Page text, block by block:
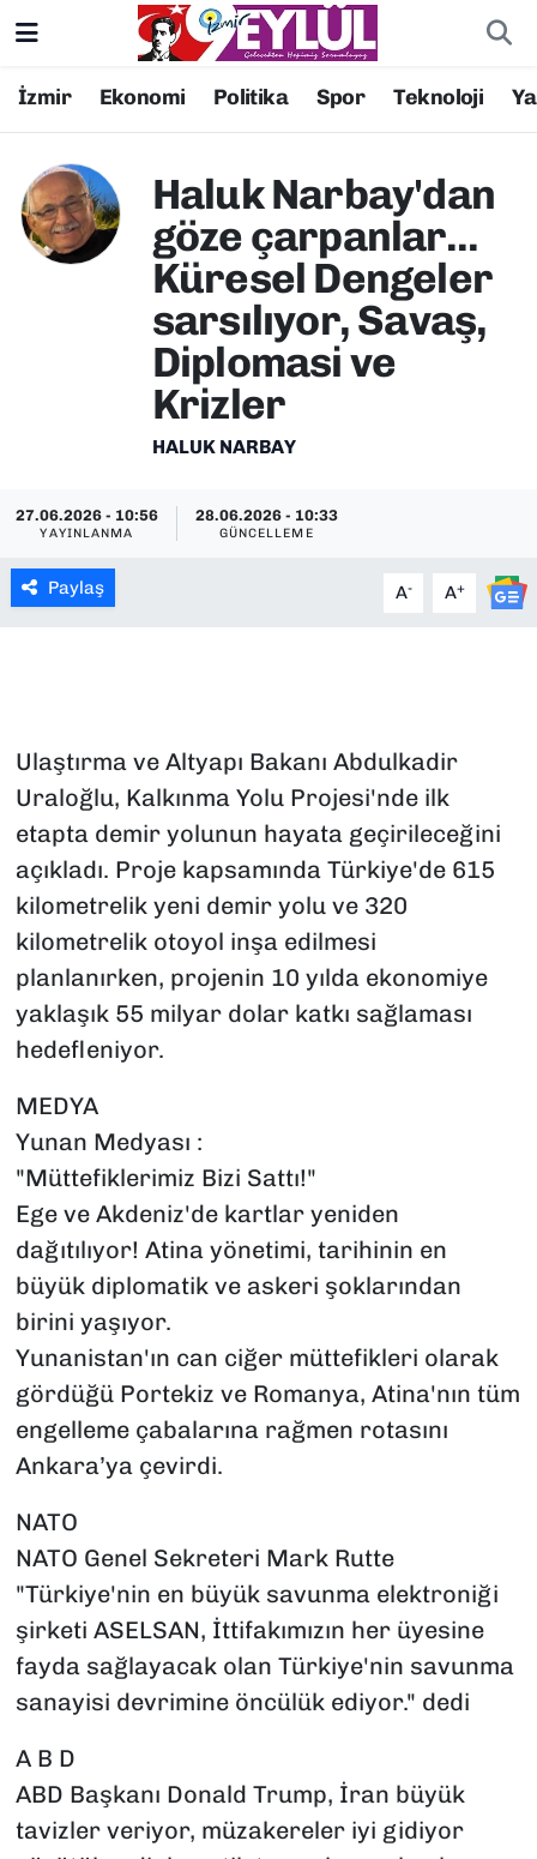
İzmir Ekonomi Politika Spor Teknoloji
Haluk Narbay'dan
göze çarpanlar...
Küresel Dengeler
sarsılıyor, Savaş,
Diplomasi ve
Krizler
HALUK NARBAY
27.06.2026 - 10:56
YAYINLANMA
28.06.2026 - 10:33
GÜNCELLEME
Paylaş A- A+
Ulaştırma ve Altyapı Bakanı Abdulkadir
Uraloğlu, Kalkınma Yolu Projesi'nde ilk
etapta demir yolunun hayata geçirileceğini
açıkladı. Proje kapsamında Türkiye'de 615
kilometrelik yeni demir yolu ve 320
kilometrelik otoyol inşa edilmesi
planlanırken, projenin 10 yılda ekonomiye
yaklaşık 55 milyar dolar katkı sağlaması
hedefleniyor.
MEDYA
Yunan Medyası :
"Müttefiklerimiz Bizi Sattı!"
Ege ve Akdeniz'de kartlar yeniden
dağıtılıyor! Atina yönetimi, tarihinin en
büyük diplomatik ve askeri şoklarından
birini yaşıyor.
Yunanistan'ın can ciğer müttefikleri olarak
gördüğü Portekiz ve Romanya, Atina'nın tüm
engelleme çabalarına rağmen rotasını
Ankara’ya çevirdi.
NATO
NATO Genel Sekreteri Mark Rutte
"Türkiye'nin en büyük savunma elektroniği
şirketi ASELSAN, İttifakımızın her üyesine
fayda sağlayacak olan Türkiye'nin savunma
sanayisi devrimine öncülük ediyor." dedi
A B D
ABD Başkanı Donald Trump, İran büyük
tavizler veriyor, müzakereler iyi gidiyor
Resmi İlanlar
DÜNYA
EKONOMİ
KÜLTÜR SANAT
MAGAZİN
POLİTİKA
SAĞLIK
YAŞAM
YEREL YÖNETİMLER
Konak Nöbetçi Eczaneler
Konak Trafik Yoğunluk Haritası
Süper Lig Puan Durumu ve Fikstür
Tüm Manşetler
Son Dakika Haberleri
Haber Arşivi